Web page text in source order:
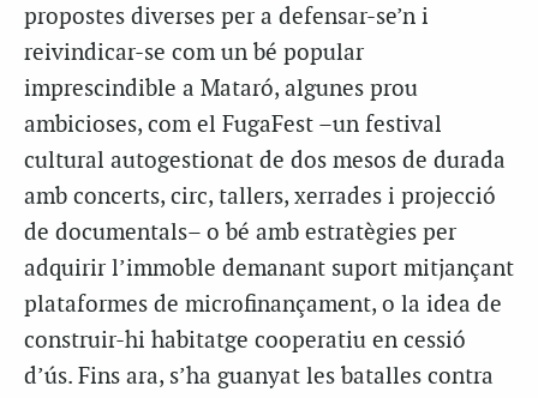
propostes diverses per a defensar-se’n i
reivindicar-se com un bé popular
imprescindible a Mataró, algunes prou
ambicioses, com el FugaFest –un festival
cultural autogestionat de dos mesos de durada
amb concerts, circ, tallers, xerrades i projecció
de documentals– o bé amb estratègies per
adquirir l’immoble demanant suport mitjançant
plataformes de microfinançament, o la idea de
construir-hi habitatge cooperatiu en cessió
d’ús. Fins ara, s’ha guanyat les batalles contra